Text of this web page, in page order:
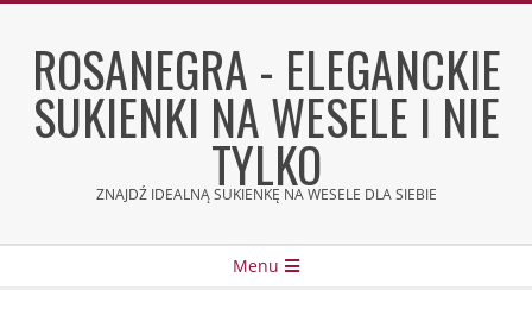
contentROSANEGRA - ELEGANCKIE
SUKIENKI NA WESELE I NIE
TYLKO
ZNAJDŹ IDEALNĄ SUKIENKĘ NA WESELE DLA SIEBIE
Menu